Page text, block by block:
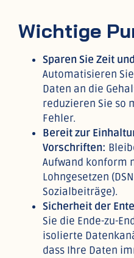
Wichtige
Sparen Sie Zeit
Automatisieren
Daten an die
reduzieren Sie so
Fehler.
Bereit zur
Vorschriften:
Aufwand konform
Lohngesetzen
Sozialbeiträge).
Sicherheit der
Sie die Ende-zu-
isolierte
dass Ihre Daten